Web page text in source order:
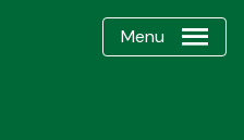
Menu